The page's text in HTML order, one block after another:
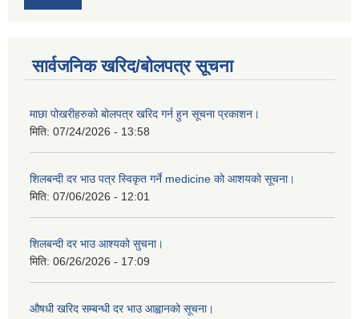
सार्वजनिक खरिद/बोलपत्र सूचना
माछा पोखरीहरुको बोलपत्र खरिद गर्न हुन सूचना प्रकाशन।
मिति: 07/24/2026 - 13:58
शिलबन्दी दर भाउ पत्र स्विकृत गर्ने medicine को आशयको सूचना।
मिति: 07/06/2026 - 12:01
शिलबन्दी दर भाउ आश्यको सुचना।
मिति: 06/26/2026 - 17:09
औषधी खरिद सम्बन्धी दर भाउ आह्वानको सूचना।